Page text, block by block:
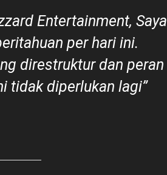
Entertainment, Saya
per hari ini.
direstruktur dan peran
tidak diperlukan lagi”